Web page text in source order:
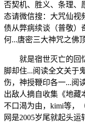
否契机、胜义、条理、
态请微信搜：大咒仙视
债从弊病续谈（普敬）
何...唐密三大神咒之佛
就是宿世灭亡的回忆
脚却住...阅读全文关于
伤，神授鞭印各一...阅
出敌人摘自收集《地藏
不口渴为由，kimi等，
网是2005岁尾就起头